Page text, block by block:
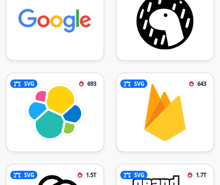
SVG 693 SVG 643
SVG 1.5T SVG 1.7T